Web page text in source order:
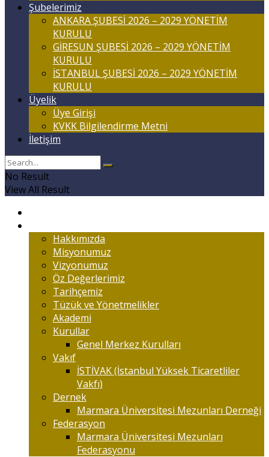
Şubelerimiz
ANKARA ŞUBESİ 2026 – 2029 YÖNETİM
KURULU
GİRESUN ŞUBESİ 2026 – 2029 YÖNETİM
KURULU
İSTANBUL ŞUBESİ 2026 – 2029 YÖNETİM
KURULU
Üyelik
Üye Girişi
KVKK Bilgilendirme Metni
İletişim
No Result
View All Result
Hakkımızda
Misyonumuz
Vizyonumuz
Öz Değerlerimiz
Tarihçemiz
Tüzük ve Yönetmelikler
Akademi
Kurullar
Genel Merkez Kurulları
Vakıf
İSTİVAK (İstanbul Yüksek Ticaretliler
Vakfı)
Dernek
Marmara Üniversitesi Mezunları Derneği
Federasyon
Marmara Üniversitesi Mezunları
Federasyonu